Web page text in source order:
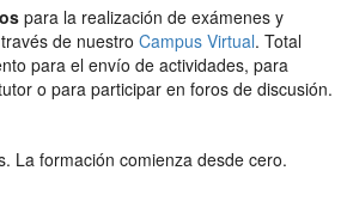
para la realización de exámenes y
de nuestro Campus Virtual. Total
para el envío de actividades, para
o para participar en foros de discusión.
La formación comienza desde cero.